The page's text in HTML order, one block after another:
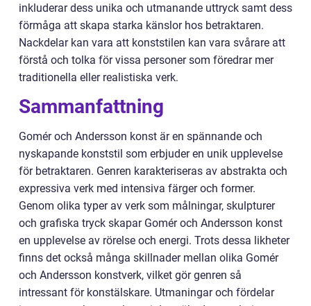
inkluderar dess unika och utmanande uttryck samt dess
förmåga att skapa starka känslor hos betraktaren.
Nackdelar kan vara att konststilen kan vara svårare att
förstå och tolka för vissa personer som föredrar mer
traditionella eller realistiska verk.
Sammanfattning
Gomér och Andersson konst är en spännande och
nyskapande konststil som erbjuder en unik upplevelse
för betraktaren. Genren karakteriseras av abstrakta och
expressiva verk med intensiva färger och former.
Genom olika typer av verk som målningar, skulpturer
och grafiska tryck skapar Gomér och Andersson konst
en upplevelse av rörelse och energi. Trots dessa likheter
finns det också många skillnader mellan olika Gomér
och Andersson konstverk, vilket gör genren så
intressant för konstälskare. Utmaningar och fördelar